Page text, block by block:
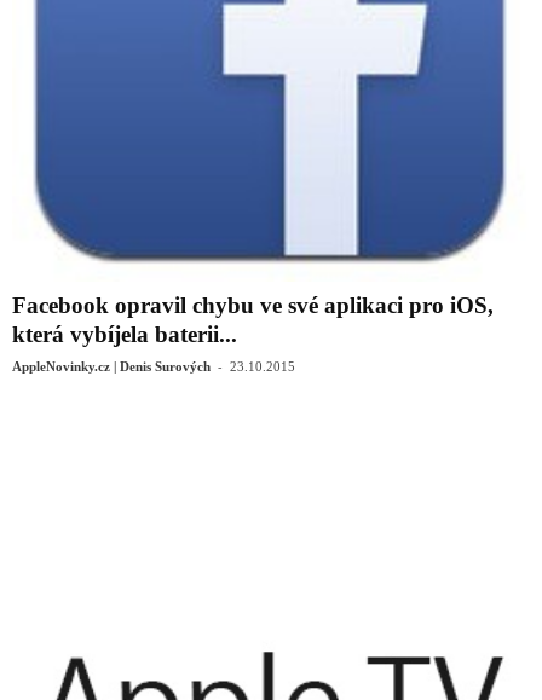
Facebook opravil chybu ve své aplikaci pro iOS,
která vybíjela baterii...
AppleNovinky.cz | Denis Surových - 23.10.2015